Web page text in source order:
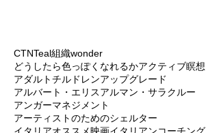
CTNTeal組織wonder
どうしたら色っぽくなれるか アクティブ瞑想
アダルトチルドレン アップグレード
アルバート・エリスアルマン・サラクルー